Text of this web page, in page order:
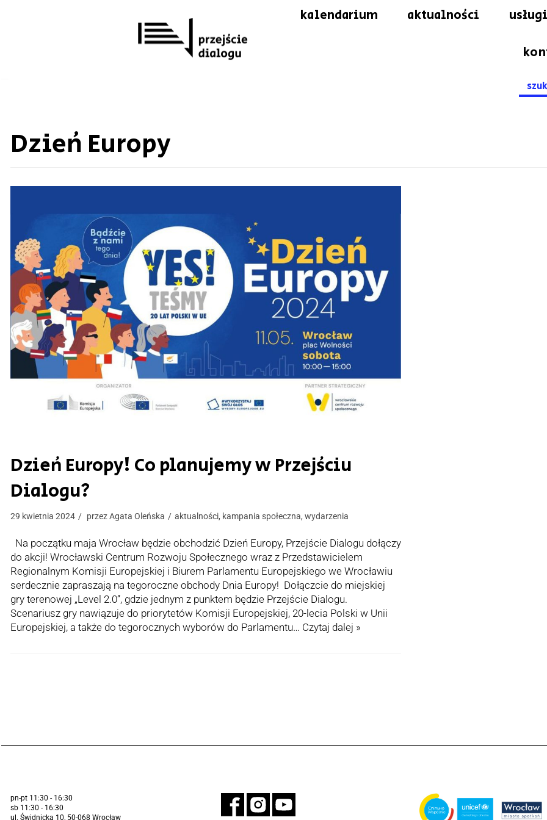
kalendarium aktualności
for:
Dzień Europy
Dzień Europy! Co planujemy w Przejściu
Dialogu?
29 kwietnia 2024 przezAgata Oleńska aktualności, kampania społeczna, wydarzenia
Na początku maja Wrocław będzie obchodzić Dzień Europy, Przejście Dialogu dołączy
do akcji! Wrocławski Centrum Rozwoju Społecznego wraz z Przedstawicielem
Regionalnym Komisji Europejskiej i Biurem Parlamentu Europejskiego we Wrocławiu
serdecznie zapraszają na tegoroczne obchody Dnia Europy! Dołączcie do miejskiej
gry terenowej „Level 2.0”, gdzie jednym z punktem będzie Przejście Dialogu.
Scenariusz gry nawiązuje do priorytetów Komisji Europejskiej, 20-lecia Polski w Unii
Europejskiej, a także do tegorocznych wyborów do Parlamentu… Czytaj dalej »
pn-pt 11:30 - 16:30
sb 11:30 - 16:30
ul. Świdnicka 10, 50-068 Wrocław